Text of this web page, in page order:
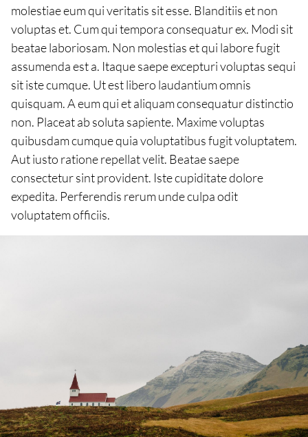
molestiae eum qui veritatis sit esse. Blanditiis et non
voluptas et. Cum qui tempora consequatur ex. Modi sit
beatae laboriosam. Non molestias et qui labore fugit
assumenda est a. Itaque saepe excepturi voluptas sequi
sit iste cumque. Ut est libero laudantium omnis
quisquam. A eum qui et aliquam consequatur distinctio
non. Placeat ab soluta sapiente. Maxime voluptas
quibusdam cumque quia voluptatibus fugit voluptatem.
Aut iusto ratione repellat velit. Beatae saepe
consectetur sint provident. Iste cupiditate dolore
expedita. Perferendis rerum unde culpa odit
voluptatem officiis.